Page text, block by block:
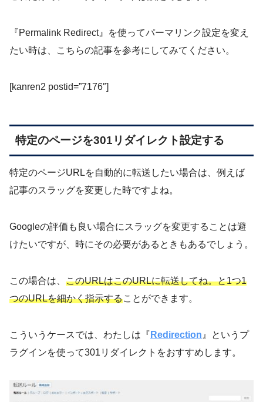
『Permalink Redirect』を使ってパーマリンク設定を変え
たい時は、こちらの記事を参考にしてみてください。
[kanren2 postid=”7176″]
特定のページを301リダイレクト設定する
特定のページURLを自動的に転送したい場合は、例えば
記事のスラッグを変更した時ですよね。
Googleの評価も良い場合にスラッグを変更することは避
けたいですが、時にその必要があるときもあるでしょう。
この場合は、 このURLはこのURLに転送してね。と1つ1
つのURLを細かく指示することができます。
こういうケースでは、わたしは『 Redirection 』というプ
ラグインを使って301リダイレクトをおすすめします。